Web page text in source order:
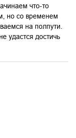
что-то
но со временем
на полпути.
удастся достичь